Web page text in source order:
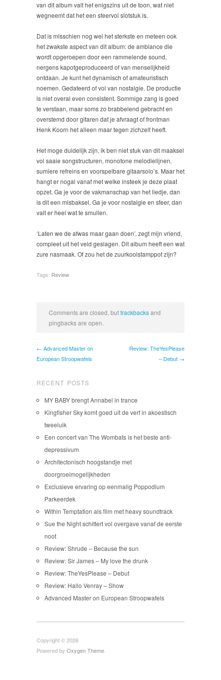
van dit album valt het enigszins uit de toon, wat niet
wegneemt dat het een sfeervol slotstuk is.
Dat is misschien nog wel het sterkste en meteen ook
het zwakste aspect van dit album: de ambiance die
wordt opgeroepen door een rammelende sound,
nergens kapotgeproduceerd of van menselijkheid
ontdaan. Je kunt het dynamisch of amateuristisch
noemen. Gedateerd of vol van nostalgie. De productie
is niet overal even consistent. Sommige zang is goed
te verstaan, maar soms zo brabbelend gebracht en
overstemd door gitaren dat je afvraagt of frontman
Henk Koorn het alleen maar tegen zichzelf heeft.
Het moge duidelijk zijn, ik ben niet stuk van dit maaksel
vol saaie songstructuren, monotone melodielijnen,
sumiere refreins en voorspelbare gitaarsolo’s. Maar het
hangt er nogal vanaf met welke insteek je deze plaat
opzet. Ga je voor de vakmanschap van het liedje, dan
is dit een misbaksel. Ga je voor nostalgie en sfeer, dan
valt er heel wat te smullen.
‘Laten we de afwas maar gaan doen’, zegt mijn vriend,
compleet uit het veld geslagen. Dit album heeft een wat
zure nasmaak. Of zou het de zuurkoolstamppot zijn?
Tags: Review
Comments are closed, buttrackbacksand
pingbacks are open.
← Advanced Master on
European Stroopwafels
Review: TheYesPlease
– Debut →
RECENT POSTS
MY BABY brengt Annabel in trance
Kingfisher Sky komt goed uit de verf in akoestisch
tweeluik
Een concert van The Wombats is het beste anti-
depressivum
Architectonisch hoogstandje met
doorgroeimogelijkheden
Exclusieve ervaring op eenmalig Poppodium
Parkeerdek
Within Temptation als film met heavy soundtrack
Sue the Night schittert vol overgave vanaf de eerste
noot
Review: Shrude – Because the sun
Review: Sir James – My love the drunk
Review: TheYesPlease – Debut
Review: Hallo Venray – Show
Advanced Master on European Stroopwafels
Copyright © 2026
Powered by Oxygen Theme.